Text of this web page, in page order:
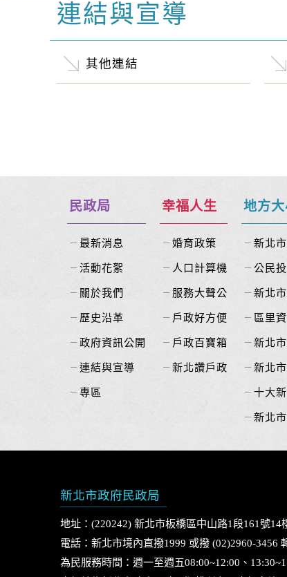
中央內容區塊
連結與宣導
其他連結
民政局
最新消息
活動花絮
關於我們
歷史沿革
政府資訊公開
連結與宣導
專區
幸福人生
婚育政策
人口計算機
服務大聲公
戶政好方便
戶政百寶箱
新北讚戶政
地方
新北
公民
新北
區里
新北
新北
十大
新北
新北市政府民政局
地址：(220242) 新北市板橋區中山路1段161號14
電話：新北市境內直撥1999 或撥 (02)2960-3456
為民服務時間：週一至週五08:00~12:00、